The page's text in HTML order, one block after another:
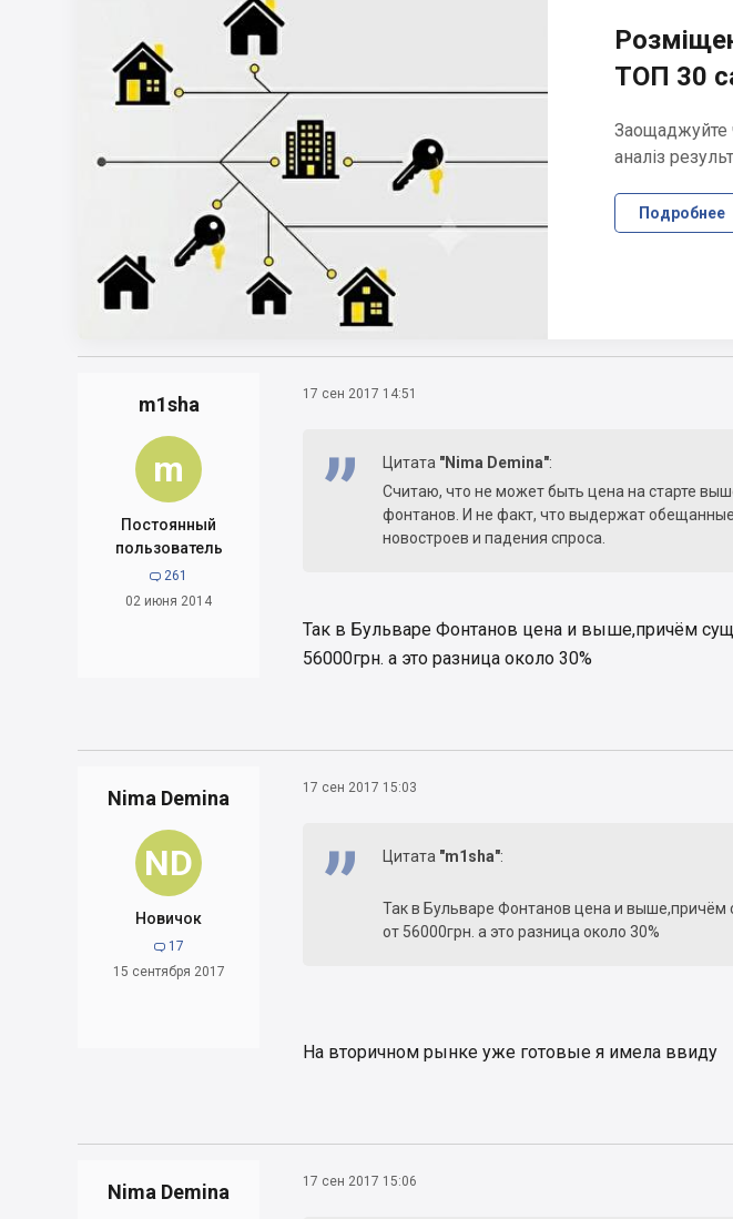
m1sha
m
Постоянный
пользователь
 261
02 июня 2014
17 сен 2017 14:51
Цитата "Nima Demina":
Считаю, что не может быть цена на старте
фонтанов. И не факт, что выдержат
новостроев и падения спроса.
Так в Бульваре Фонтанов цена и выше,причём
56000грн. а это разница около 30%
Nima Demina
ND
Новичок
 17
15 сентября 2017
17 сен 2017 15:03
Цитата "m1sha":
Так в Бульваре Фонтанов цена и выше,причём
от 56000грн. а это разница около 30%
На вторичном рынке уже готовые я имела ввиду
Nima Demina 17 сен 2017 15:06
ТОП 30
Заощаджуйте
аналіз
Подробнее